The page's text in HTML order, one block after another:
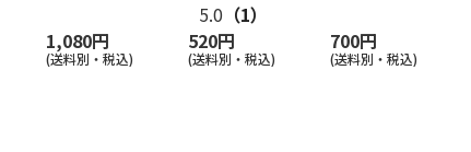
1,080円
(送料別・税込)
5.0 （1）
520円
(送料別・税込)
700円
(送料別・税込)